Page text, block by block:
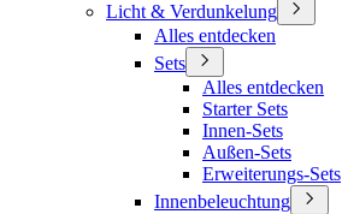
Licht & Verdunkelung
Alles entdecken
Sets
Alles entdecken
Starter Sets
Innen-Sets
Außen-Sets
Erweiterungs-Sets
Innenbeleuchtung